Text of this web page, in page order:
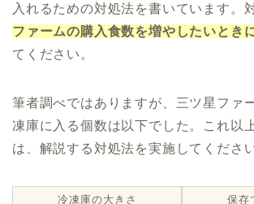
入れるための対処法を書いています。
ファームの購入食数を増やしたいとき
てください。
筆者調べではありますが、三ツ星ファ
凍庫に入る個数は以下でした。これ以
は、解説する対処法を実施してください
冷凍庫の大きさ 保存